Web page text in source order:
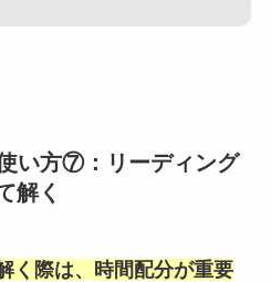
い方⑦：リーディング
解く
く際は、時間配分が重要